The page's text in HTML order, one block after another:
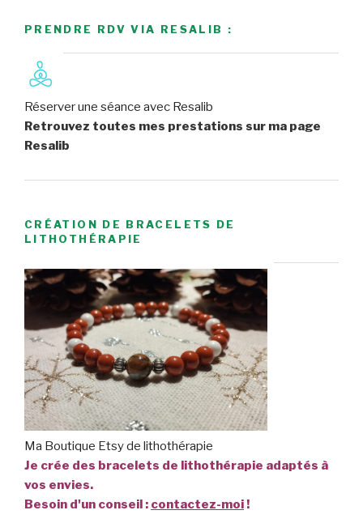
PRENDRE RDV VIA RESALIB :
Réserver une séance avec Resalib
Retrouvez toutes mes prestations sur ma page
Resalib
CRÉATION DE BRACELETS DE
LITHOTHÉRAPIE
Ma Boutique Etsy de lithothérapie
Je crée des bracelets de lithothérapie adaptés à
vos envies.
Besoin d'un conseil : contactez-moi!